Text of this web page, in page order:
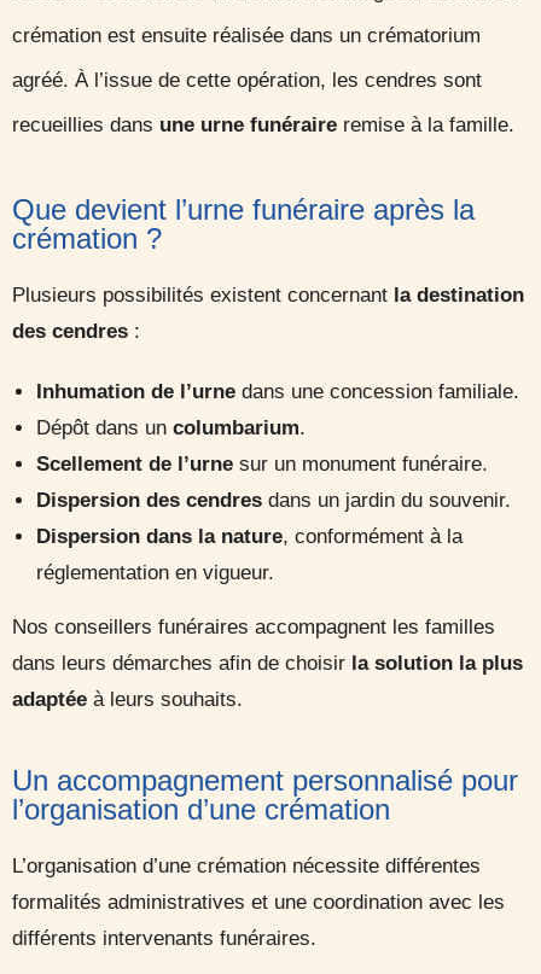
crémation est ensuite réalisée dans un crématorium
agréé. À l’issue de cette opération, les cendres sont
recueillies dans une urne funéraire remise à la famille.
Que devient l’urne funéraire après la
crémation ?
Plusieurs possibilités existent concernant la destination
des cendres :
Inhumation de l’urne dans une concession familiale.
Dépôt dans un columbarium.
Scellement de l’urne sur un monument funéraire.
Dispersion des cendres dans un jardin du souvenir.
Dispersion dans la nature, conformément à la
réglementation en vigueur.
Nos conseillers funéraires accompagnent les familles
dans leurs démarches afin de choisir la solution la plus
adaptée à leurs souhaits.
Un accompagnement personnalisé pour
l’organisation d’une crémation
L’organisation d’une crémation nécessite différentes
formalités administratives et une coordination avec les
différents intervenants funéraires.